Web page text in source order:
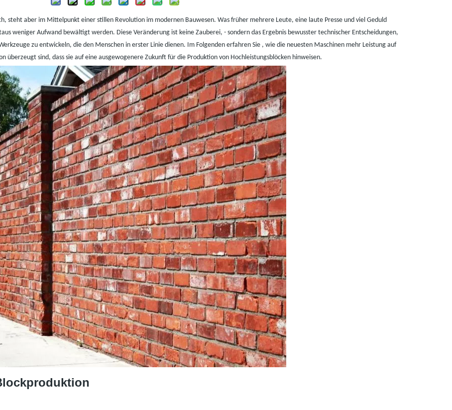
steht aber im Mittelpunkt einer stillen Revolution im modernen Bauwesen. Was früher mehrere Leute, eine laute Presse und viel Geduld
weniger Aufwand bewältigt werden. Diese Veränderung ist keine Zauberei, - sondern das Ergebnis bewusster technischer Entscheidungen,
zu entwickeln, die den Menschen in erster Linie dienen. Im Folgenden erfahren Sie , wie die neuesten Maschinen mehr Leistung auf
überzeugt sind, dass sie auf eine ausgewogenere Zukunft für die Produktion von Hochleistungsblöcken hinweisen.